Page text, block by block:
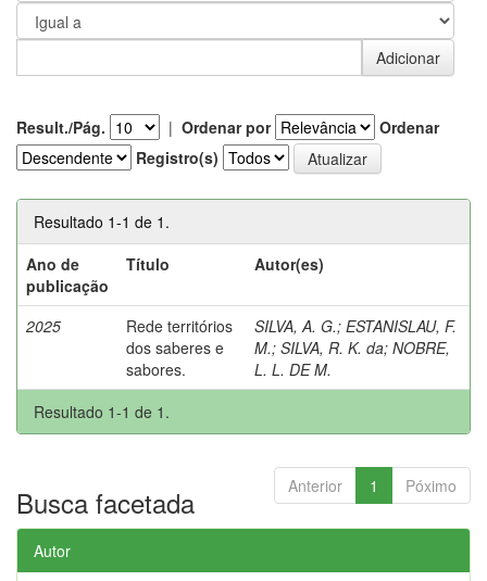
Result./Pág. | Ordenar por
Ordenar
Registro(s)
Resultado 1-1 de 1.
Ano de
publicação
Título Autor(es)
2025
Rede territórios
dos saberes e
sabores.
SILVA, A. G.; ESTANISLAU, F.
M.; SILVA, R. K. da; NOBRE,
L. L. DE M.
Resultado 1-1 de 1.
Anterior 1 Póximo
Busca facetada
Autor